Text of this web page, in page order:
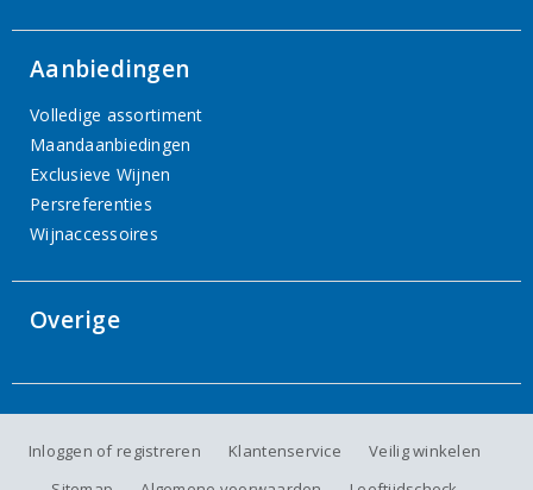
Aanbiedingen
Volledige assortiment
Maandaanbiedingen
Exclusieve Wijnen
Persreferenties
Wijnaccessoires
Overige
Inloggen of registreren Klantenservice
Veilig winkelen